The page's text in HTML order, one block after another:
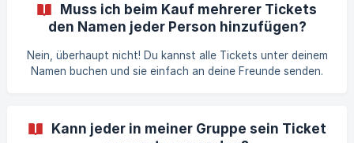
Muss ich beim Kauf mehrerer Tickets
den Namen jeder Person hinzufügen?
Nein, überhaupt nicht! Du kannst alle Tickets unter deinem
Namen buchen und sie einfach an deine Freunde senden.
Kann jeder in meiner Gruppe sein Ticket